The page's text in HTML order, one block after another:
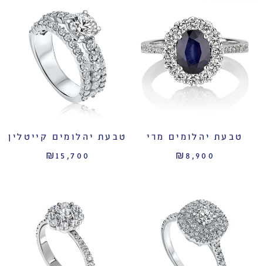
טבעת יהלומים מרי
₪8,900
טבעת יהלומים קייטלין
₪15,700